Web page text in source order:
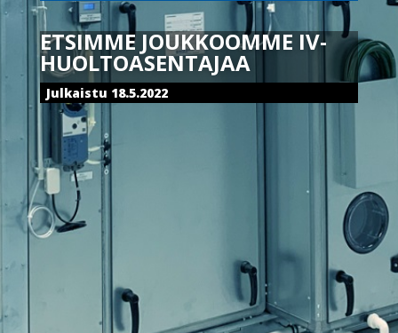
ETSIMME JOUKKOOMME IV-
HUOLTOASENTAJAA
Julkaistu 18.5.2022